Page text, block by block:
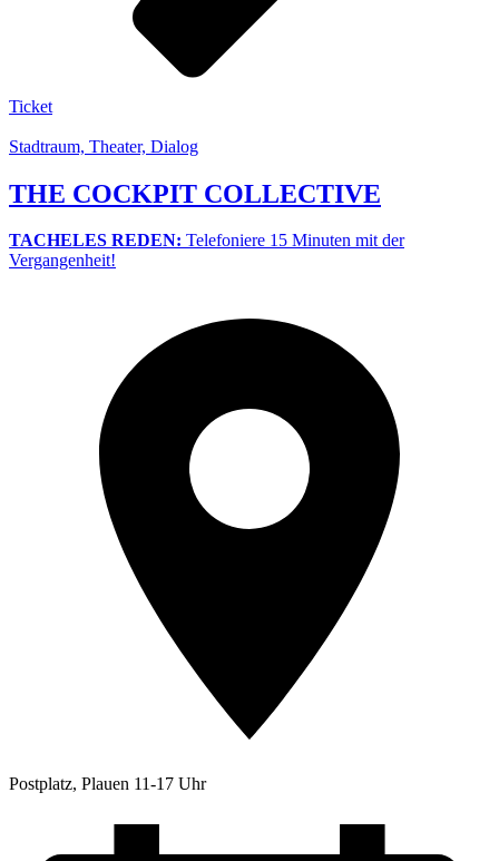
Ticket
Stadtraum, Theater, Dialog
THE COCKPIT COLLECTIVE
TACHELES REDEN: Telefoniere 15 Minuten mit der
Vergangenheit!
Postplatz, Plauen 11-17 Uhr